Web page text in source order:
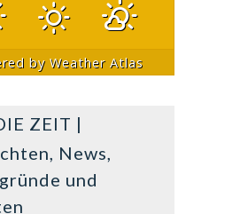
byWeather Atlas
ZEIT |
News,
und